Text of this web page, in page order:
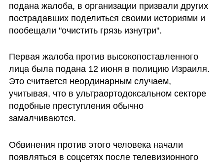
подана жалоба, в организации призвали других
пострадавших поделиться своими историями и
пообещали "очистить грязь изнутри".
Первая жалоба против высокопоставленного
лица была подана 12 июня в полицию Израиля.
Это считается неординарным случаем,
учитывая, что в ультраортодоксальном секторе
подобные преступления обычно
замалчиваются.
Обвинения против этого человека начали
появляться в соцсетях после телевизионного